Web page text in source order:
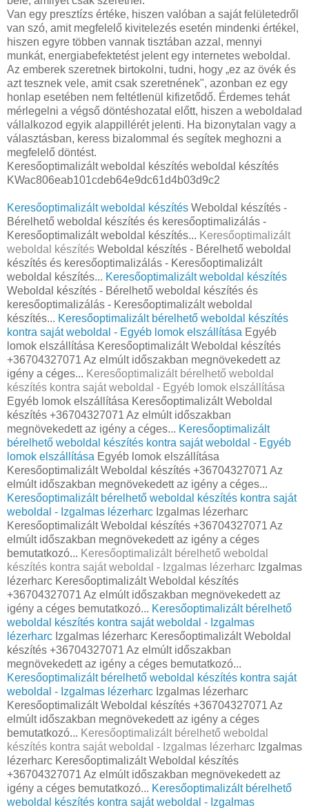
Van egy presztízs értéke, hiszen valóban a saját felületedről
van szó, amit megfelelő kivitelezés esetén mindenki értékel,
hiszen egyre többen vannak tisztában azzal, mennyi
munkát, energiabefektetést jelent egy internetes weboldal.
Az emberek szeretnek birtokolni, tudni, hogy „ez az övék és
azt tesznek vele, amit csak szeretnének", azonban ez egy
honlap esetében nem feltétlenül kifizetődő. Érdemes tehát
mérlegelni a végső döntéshozatal előtt, hiszen a weboldalad
vállalkozod egyik alappillérét jelenti. Ha bizonytalan vagy a
választásban, keress bizalommal és segítek meghozni a
megfelelő döntést.
Keresőoptimalizált weboldal készítés weboldal készítés
KWac806eab101cdeb64e9dc61d4b03d9c2
Keresőoptimalizált weboldal készítés Weboldal készítés -
Bérelhető weboldal készítés és keresőoptimalizálás -
Keresőoptimalizált weboldal készítés... Keresőoptimalizált
weboldal készítés Weboldal készítés - Bérelhető weboldal
készítés és keresőoptimalizálás - Keresőoptimalizált
weboldal készítés... Keresőoptimalizált weboldal készítés
Weboldal készítés - Bérelhető weboldal készítés és
keresőoptimalizálás - Keresőoptimalizált weboldal
készítés... Keresőoptimalizált bérelhető weboldal készítés
kontra saját weboldal - Egyéb lomok elszállítása Egyéb
lomok elszállítása Keresőoptimalizált Weboldal készítés
+36704327071 Az elmúlt időszakban megnövekedett az
igény a céges... Keresőoptimalizált bérelhető weboldal
készítés kontra saját weboldal - Egyéb lomok elszállítása
Egyéb lomok elszállítása Keresőoptimalizált Weboldal
készítés +36704327071 Az elmúlt időszakban
megnövekedett az igény a céges... Keresőoptimalizált
bérelhető weboldal készítés kontra saját weboldal - Egyéb
lomok elszállítása Egyéb lomok elszállítása
Keresőoptimalizált Weboldal készítés +36704327071 Az
elmúlt időszakban megnövekedett az igény a céges...
Keresőoptimalizált bérelhető weboldal készítés kontra saját
weboldal - Izgalmas lézerharc Izgalmas lézerharc
Keresőoptimalizált Weboldal készítés +36704327071 Az
elmúlt időszakban megnövekedett az igény a céges
bemutatkozó... Keresőoptimalizált bérelhető weboldal
készítés kontra saját weboldal - Izgalmas lézerharc Izgalmas
lézerharc Keresőoptimalizált Weboldal készítés
+36704327071 Az elmúlt időszakban megnövekedett az
igény a céges bemutatkozó... Keresőoptimalizált bérelhető
weboldal készítés kontra saját weboldal - Izgalmas
lézerharc Izgalmas lézerharc Keresőoptimalizált Weboldal
készítés +36704327071 Az elmúlt időszakban
megnövekedett az igény a céges bemutatkozó...
Keresőoptimalizált bérelhető weboldal készítés kontra saját
weboldal - Izgalmas lézerharc Izgalmas lézerharc
Keresőoptimalizált Weboldal készítés +36704327071 Az
elmúlt időszakban megnövekedett az igény a céges
bemutatkozó... Keresőoptimalizált bérelhető weboldal
készítés kontra saját weboldal - Izgalmas lézerharc Izgalmas
lézerharc Keresőoptimalizált Weboldal készítés
+36704327071 Az elmúlt időszakban megnövekedett az
igény a céges bemutatkozó... Keresőoptimalizált bérelhető
weboldal készítés kontra saját weboldal - Izgalmas